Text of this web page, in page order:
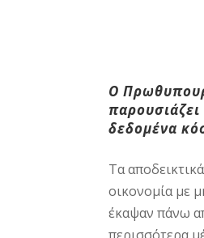
Ο
δεδομένα
Τα
οικονομία με
έκαψαν πάνω